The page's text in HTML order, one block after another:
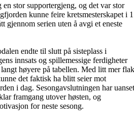
en stor supportergjeng, og det var stor
kunne feire kretsmesterskapet i
gjennom serien uten å avgi et eneste
endte til slutt på sisteplass i
innsats og spillemessige ferdigheter
høyere på tabellen. Med litt mer
det faktisk ha blitt seier mot
i dag. Sesongavslutningen har
framgang utover høsten, og
for neste sesong.